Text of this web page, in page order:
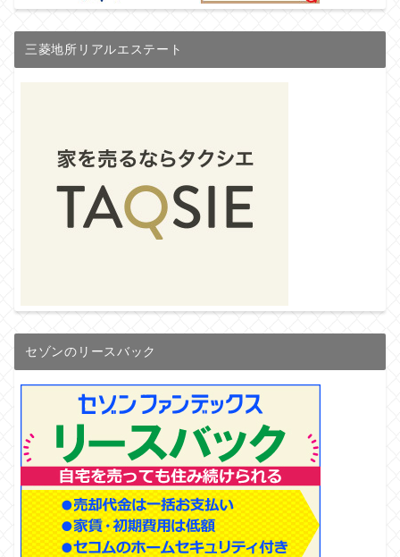
三菱地所リアルエステート
セゾンのリースバック